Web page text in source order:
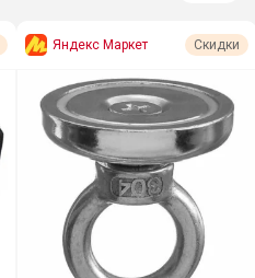
Яндекс Маркет Скидки